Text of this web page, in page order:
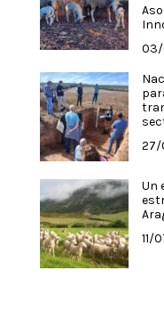
27/
Un
11/